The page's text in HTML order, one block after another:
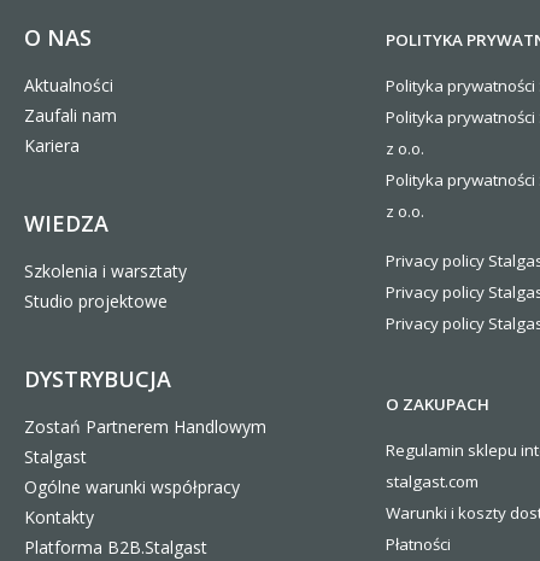
O NAS
Aktualności
Zaufali nam
Kariera
WIEDZA
Szkolenia i warsztaty
Studio projektowe
DYSTRYBUCJA
Zostań Partnerem Handlowym
Stalgast
Ogólne warunki współpracy
Kontakty
Platforma B2B.Stalgast
POLITYKA
Polityka prywatności
Polityka
z o.o.
Polityka
z o.o.
Privacy policy
Privacy policy
Privacy policy
O ZAKUPACH
Regulamin sklepu
stalgast.com
Warunki i koszty
Płatności